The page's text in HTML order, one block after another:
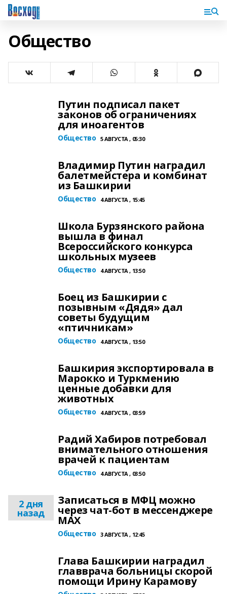
Общество
Путин подписал пакет
законов об ограничениях
для иноагентов
Общество 5 АВГУСТА , 05:30
Владимир Путин наградил
балетмейстера и комбинат
из Башкирии
Общество 4 АВГУСТА , 15:45
Школа Бурзянского района
вышла в финал
Всероссийского конкурса
школьных музеев
Общество 4 АВГУСТА , 13:50
Боец из Башкирии с
позывным «Дядя» дал
советы будущим
«птичникам»
Общество 4 АВГУСТА , 13:50
Башкирия экспортировала в
Марокко и Туркмению
ценные добавки для
животных
Общество 4 АВГУСТА , 03:59
Радий Хабиров потребовал
внимательного отношения
врачей к пациентам
Общество 4 АВГУСТА , 03:50
2 дня
назад
Записаться в МФЦ можно
через чат-бот в мессенджере
MAX
Общество 3 АВГУСТА , 12:45
Глава Башкирии наградил
главврача больницы скорой
помощи Ирину Карамову